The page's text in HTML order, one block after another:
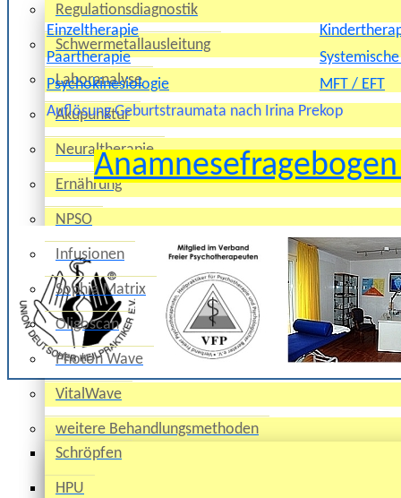
Regulationsdiagnostik
Schwermetallausleitung
Laboranalyse
Akupunktur
Neuraltherapie
Ernährung
NPSO
Infusionen
Sophia Matrix
Oligoscan
Photon Wave
VitalWave
weitere Behandlungsmethoden
Schröpfen
HPU
Einzeltherapie
Paartherapie
Psychokinesiologie
MFT / EFT
Auflösung Geburtstraumata nach Irina Prekop